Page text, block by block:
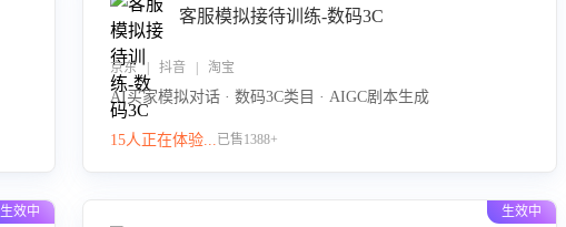
客服模拟接待训练-数码3C
京东 | 抖音 | 淘宝
AI买家模拟对话 · 数码3C类目 · AIGC剧本生成
15人正在体验...已售1388+
生效中 生效中